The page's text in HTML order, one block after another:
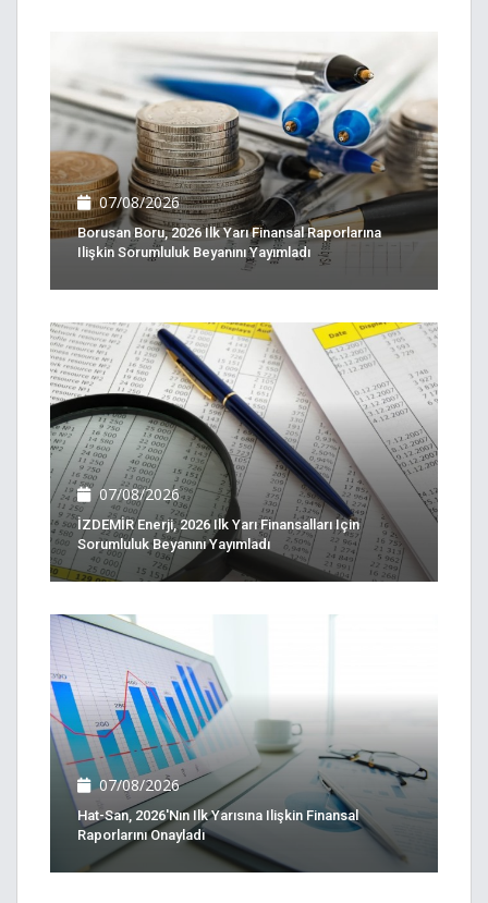
07/08/2026
Borusan Boru, 2026 Ilk Yarı Finansal Raporlarına
Ilişkin Sorumluluk Beyanını Yayımladı
07/08/2026
İZDEMİR Enerji, 2026 Ilk Yarı Finansalları Için
Sorumluluk Beyanını Yayımladı
07/08/2026
Hat-San, 2026'nın Ilk Yarısına Ilişkin Finansal
Raporlarını Onayladı